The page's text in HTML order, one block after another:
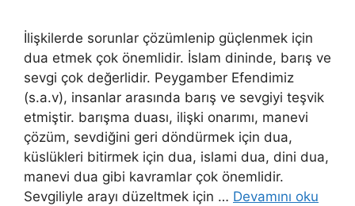
İlişkilerde sorunlar çözümlenip güçlenmek için
dua etmek çok önemlidir. İslam dininde, barış ve
sevgi çok değerlidir. Peygamber Efendimiz
(s.a.v), insanlar arasında barış ve sevgiyi teşvik
etmiştir. barışma duası, ilişki onarımı, manevi
çözüm, sevdiğini geri döndürmek için dua,
küslükleri bitirmek için dua, islami dua, dini dua,
manevi dua gibi kavramlar çok önemlidir.
Sevgiliyle arayı düzeltmek için … Devamını oku